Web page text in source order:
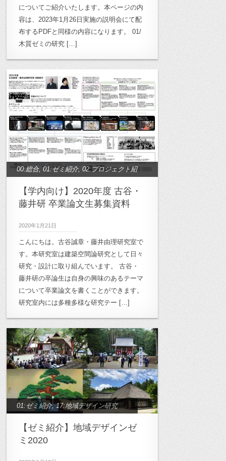
についてご紹介いたします。本ページの内
容は、2023年1月26日実施の説明会にて配
布するPDFと同様の内容になります。 01/
木質ゼミの研究 […]
00:総合,01:ゼミ紹介,02:プロジェクト紹
【学内向け】2020年度 古谷・
藤井研 卒業論文生募集資料
2020年1月21日
こんにちは。古谷誠章・藤井由理研究室で
す。本研究室は建築空間論研究として日々
研究・設計に取り組んでいます。 古谷・
藤井研の卒論生は自身の興味のあるテーマ
について卒業論文を書くことができます。
研究室内には多種多様な研究テー […]
01:ゼミ紹介,17:地域デザイン研究
【ゼミ紹介】地域デザインゼ
ミ2020